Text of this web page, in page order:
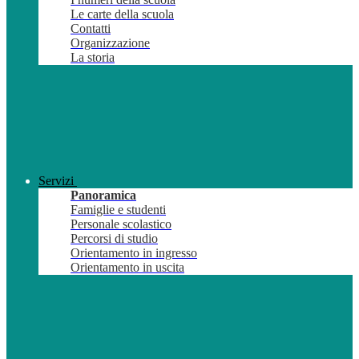
Le carte della scuola
Contatti
Organizzazione
La storia
Servizi
Panoramica
Famiglie e studenti
Personale scolastico
Percorsi di studio
Orientamento in ingresso
Orientamento in uscita